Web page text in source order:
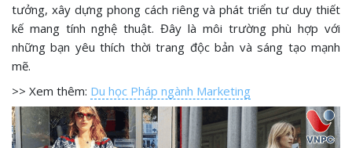
tưởng, xây dựng phong cách riêng và phát triển tư duy thiết
kế mang tính nghệ thuật. Đây là môi trường phù hợp với
những bạn yêu thích thời trang độc bản và sáng tạo mạnh
mẽ.
>> Xem thêm: Du học Pháp ngành Marketing